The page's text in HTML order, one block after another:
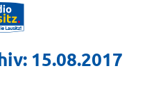
15.08.2017